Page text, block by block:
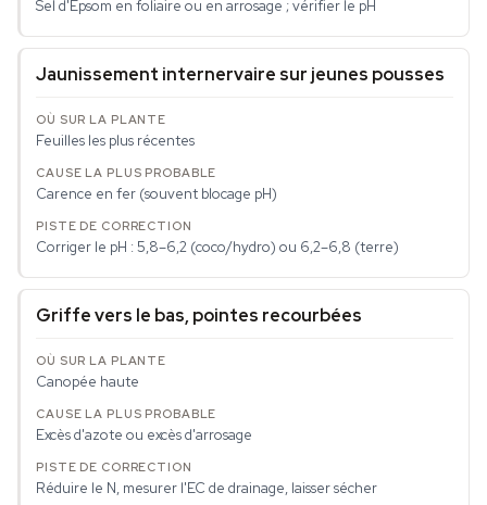
Sel d'Epsom en foliaire ou en arrosage ; vérifier le pH
Jaunissement internervaire sur jeunes pousses
Feuilles les plus récentes
Carence en fer (souvent blocage pH)
Corriger le pH : 5,8–6,2 (coco/hydro) ou 6,2–6,8 (terre)
Griffe vers le bas, pointes recourbées
Canopée haute
Excès d'azote ou excès d'arrosage
Réduire le N, mesurer l'EC de drainage, laisser sécher